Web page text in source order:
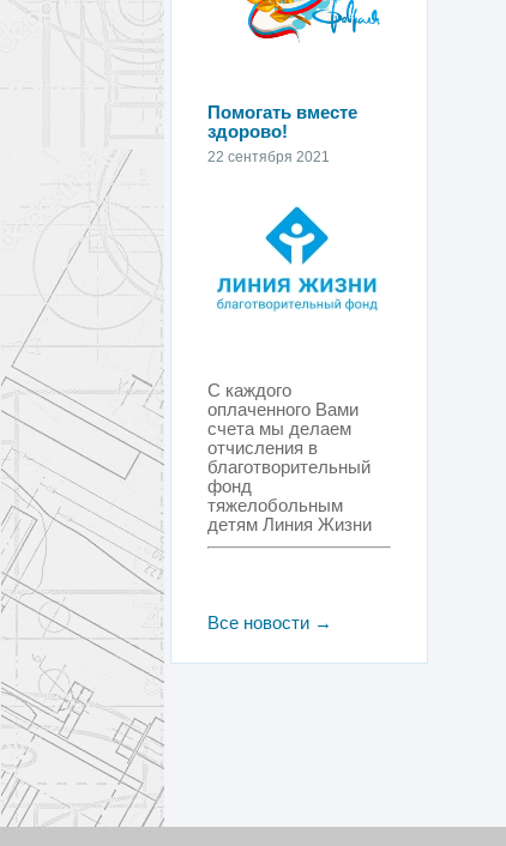
Помогать вместе
здорово!
22 сентября 2021
С каждого
оплаченного Вами
счета мы делаем
отчисления в
благотворительный
фонд
тяжелобольным
детям Линия Жизни
Все новости →